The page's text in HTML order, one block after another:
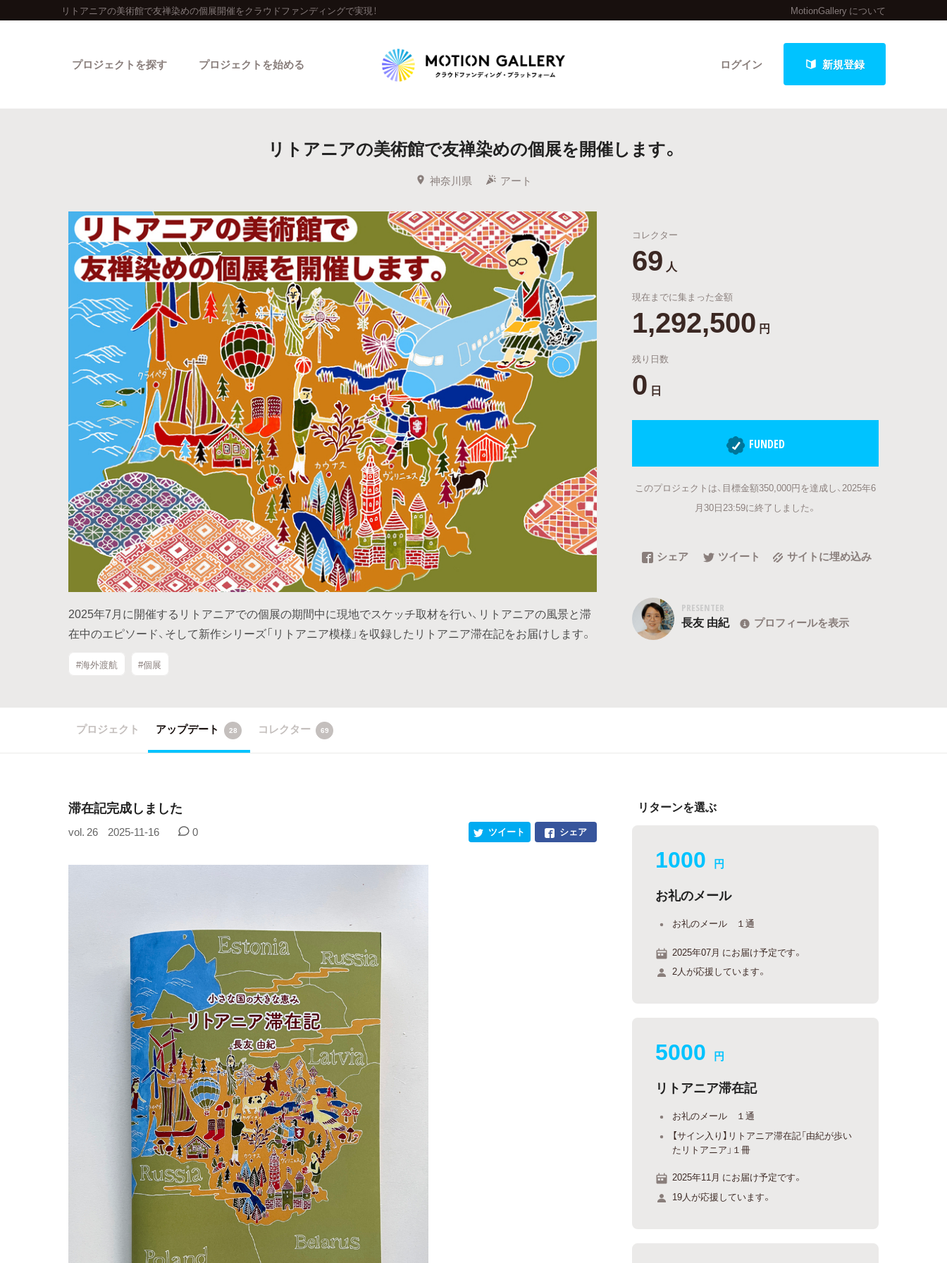
リトアニアの美術館で友禅染めの個展開催をクラウドファンディングで実現！ MotionGallery について
ログイン 新規登録
プロジェクトを探す
人気のプロジェクト 新着プロジェクト 終了間近のプロジェクト
Feature
カテゴリーから探す タグから探す キュレーターから探す 特集から探す 最新進捗報告から探す
Legendary
最新達成プロジェクト 調達額が大きいプロジェクト
プロジェクトを始める
リトアニアの美術館で友禅染めの個展を開催します。
神奈川県 アート
2025年7月に開催するリトアニアでの個展の期間中に現地でスケッチ取材を行い、リトアニアの風景と滞
在中のエピソード、そして新作シリーズ「リトアニア模様」を収録したリトアニア滞在記をお届けします。
#海外渡航 #個展
コレクター
69 人
現在までに集まった金額
1,292,500 円
残り日数
0 日
FUNDED
このプロジェクトは、目標金額350,000円を達成し、2025年6
月30日23:59に終了しました。
シェア ツイート サイトに埋め込み
PRESENTER
長友 由紀 プロフィールを表示
プロジェクト アップデート 28 コレクター 69
滞在記完成しました
vol. 26 2025-11-16 0 シェア
ツイート
リターンを選ぶ
1000 円
お礼のメール
お礼のメール １通
2025年07月 にお届け予定です。
2人が応援しています。
5000 円
リトアニア滞在記
お礼のメール １通
【サイン入り】リトアニア滞在記「由紀が歩い
たリトアニア」１冊
2025年11月 にお届け予定です。
19人が応援しています。